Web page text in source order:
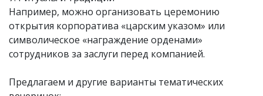
Например, можно организовать церемонию
открытия корпоратива «царским указом» или
символическое «награждение орденами»
сотрудников за заслуги перед компанией.
Предлагаем и другие варианты тематических